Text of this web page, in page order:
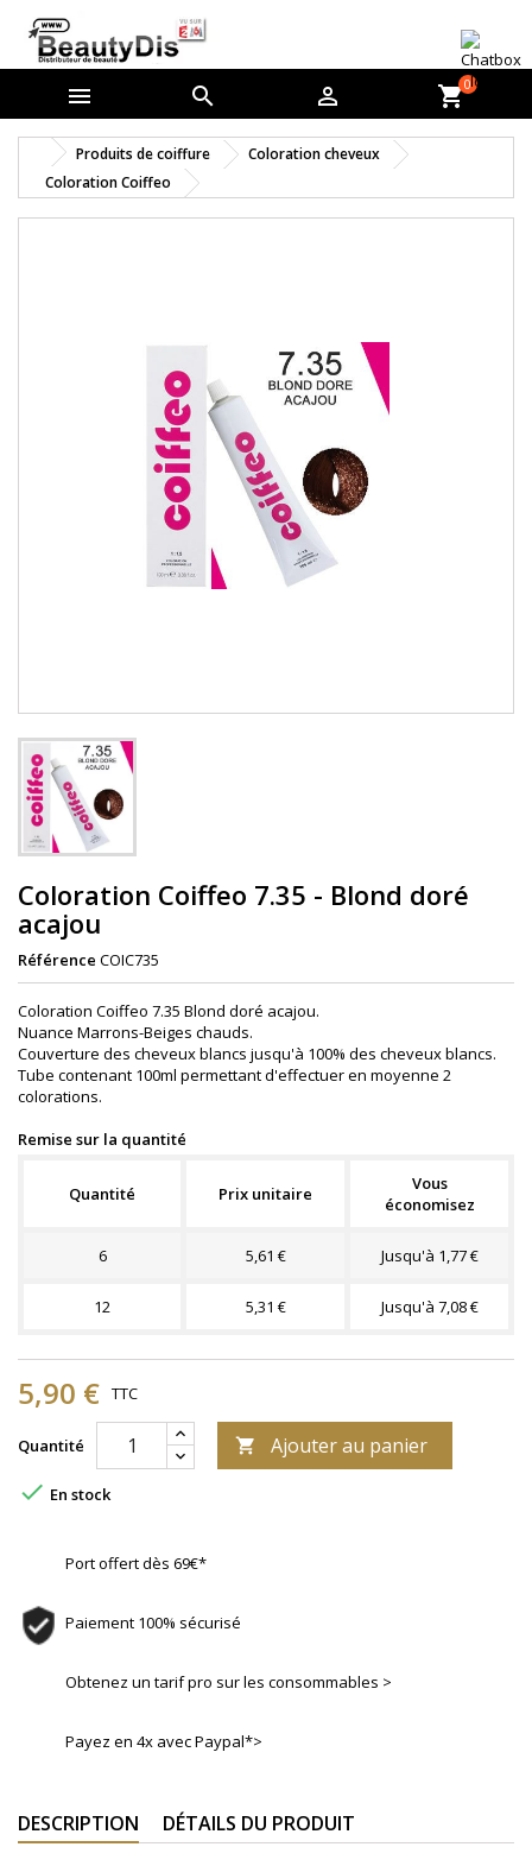
   shopping_cart0
Produits de coiffure
Coloration cheveux
Coloration Coiffeo
Coloration Coiffeo 7.35 - Blond doré
acajou
Référence COIC735
Coloration Coiffeo 7.35 Blond doré acajou.
Nuance Marrons-Beiges chauds.
Couverture des cheveux blancs jusqu'à 100% des cheveux blancs.
Tube contenant 100ml permettant d'effectuer en moyenne 2
colorations.
Remise sur la quantité
Quantité Prix unitaire
Vous
économisez
6 5,61 € Jusqu'à 1,77 €
12 5,31 € Jusqu'à 7,08 €
5,90 € TTC
Quantité  Ajouter au panier
 En stock
Port offert dès 69€*
Paiement 100% sécurisé
Obtenez un tarif pro sur les consommables >
Payez en 4x avec Paypal*>
DESCRIPTION DÉTAILS DU PRODUIT